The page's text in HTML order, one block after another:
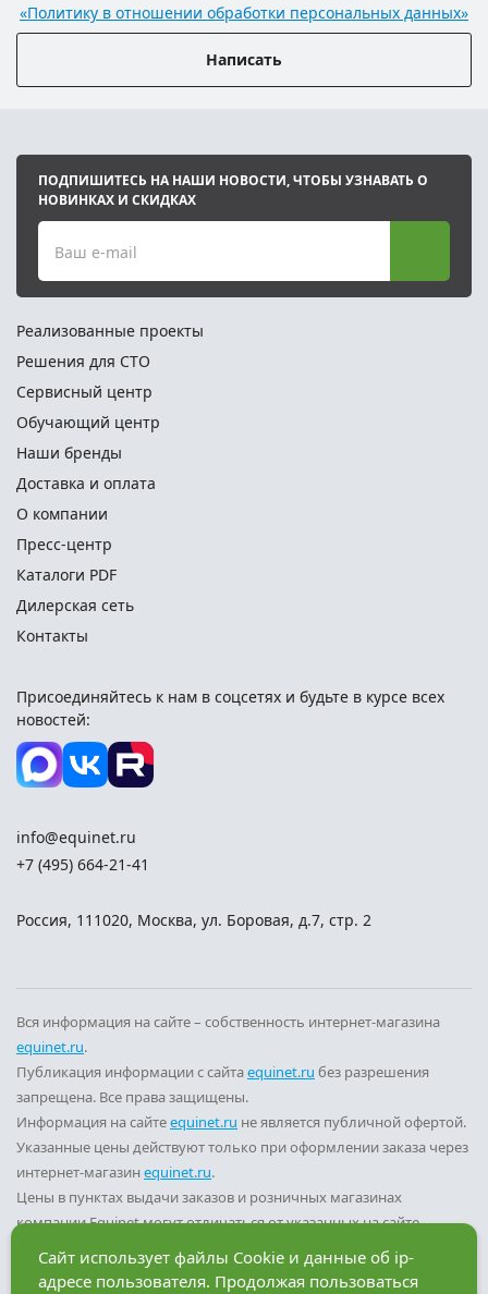
«Политику в отношении обработки персональных данных»
Написать
ПОДПИШИТЕСЬ НА НАШИ НОВОСТИ, ЧТОБЫ УЗНАВАТЬ О
НОВИНКАХ И СКИДКАХ
Ваш e-mail
Реализованные проекты
Решения для СТО
Сервисный центр
Обучающий центр
Наши бренды
Доставка и оплата
О компании
Пресс-центр
Каталоги PDF
Дилерская сеть
Контакты
Присоединяйтесь к нам в соцсетях и будьте в курсе всех
новостей:
info@equinet.ru
+7 (495) 664-21-41
Россия, 111020, Москва, ул. Боровая, д.7, стр. 2
Вся информация на сайте – собственность интернет-магазина
equinet.ru.
Публикация информации с сайтаequinet.ru без разрешения
запрещена. Все права защищены.
Информация на сайтеequinet.ru не является публичной офертой.
Указанные цены действуют только при оформлении заказа через
интернет-магазин equinet.ru.
Цены в пунктах выдачи заказов и розничных магазинах
компании Equinet могут отличаться от указанных на сайте.
Вы принимаете условия
политики конфиденциальности
пользовательского соглашения
каждый раз, когда оставляете
Сайт использует файлы Cookie и данные об ip-
адресе пользователя. Продолжая пользоваться